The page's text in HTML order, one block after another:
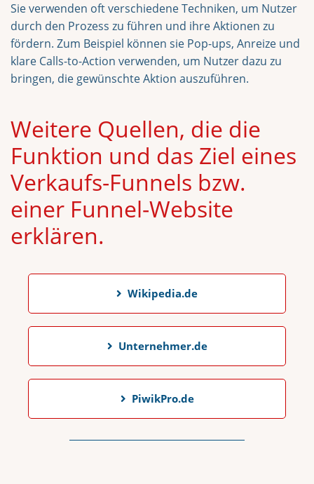
Sie verwenden oft verschiedene Techniken, um Nutzer
durch den Prozess zu führen und ihre Aktionen zu
fördern. Zum Beispiel können sie Pop-ups, Anreize und
klare Calls-to-Action verwenden, um Nutzer dazu zu
bringen, die gewünschte Aktion auszuführen.
Weitere Quellen, die die
Funktion und das Ziel eines
Verkaufs-Funnels bzw.
einer Funnel-Website
erklären.
Wikipedia.de
Unternehmer.de
PiwikPro.de